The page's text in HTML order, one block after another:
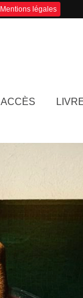
Mentions légales
ACCÈS